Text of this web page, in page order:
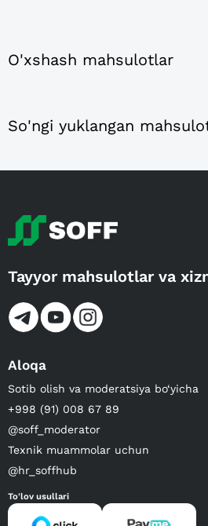
O'xshash mahsulotlar
So'ngi yuklangan
Tayyor mahsulotlar va
Aloqa
Sotib olish va moderatsiya bo‘yicha
+998 (91) 008 67 89
@soff_moderator
Texnik muammolar uchun
@hr_soffhub
To'lov usullari